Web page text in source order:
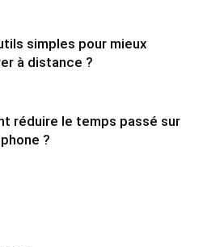
simples pour mieux
à distance ?
réduire le temps passé sur
?